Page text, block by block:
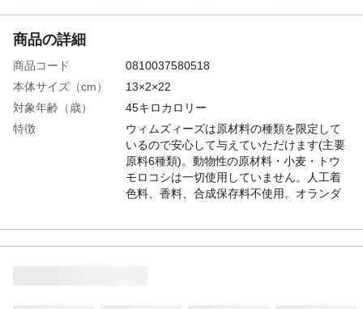
商品の詳細
商品コード
0810037580518
本体サイズ（cm）
13×2×22
対象年齢（歳）
45キロカロリー
特徴
ウィムズィーズは原材料の種類を限定して
いるので安心して与えていただけます(主要
原料6種類)。動物性の原材料・小麦・トウ
モロコシは一切使用していません。人工着
色料、香料、合成保存料不使用。オランダ
給与方法
オランダ